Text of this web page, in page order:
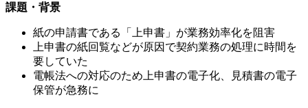
課題・背景
紙の申請書である「上申書」が業務効率化を阻害
上申書の紙回覧などが原因で契約業務の処理に時間を
要していた
電帳法への対応のため上申書の電子化、見積書の電子
保管が急務に